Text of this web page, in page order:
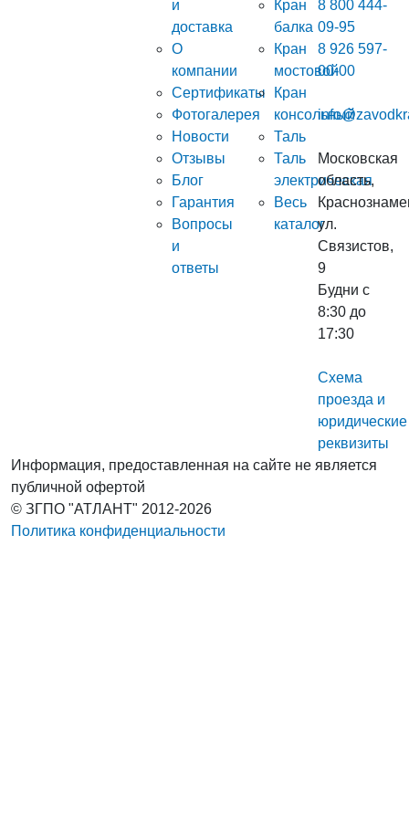
и
доставка
О
компании
Сертификаты
Фотогалерея
Новости
Отзывы
Блог
Гарантия
Вопросы
и
ответы
Кран
балка
Кран
мостовой
Кран
консольный
Таль
Таль
электрическая
Весь
каталог
8 800 444-
09-95
8 926 597-
00-00
Московская
область,
ул.
Связистов,
9
Будни с
8:30 до
17:30
Схема
проезда и
юридические
реквизиты
Информация, предоставленная на сайте не является
публичной офертой
© ЗГПО "АТЛАНТ" 2012-2026
Политика конфиденциальности